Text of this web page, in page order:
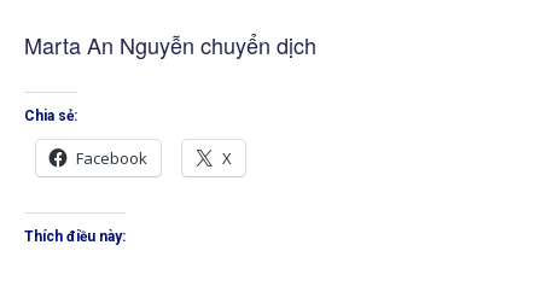
Marta An Nguyễn chuyển dịch
Chia sẻ:
Facebook X
Thích điều này: